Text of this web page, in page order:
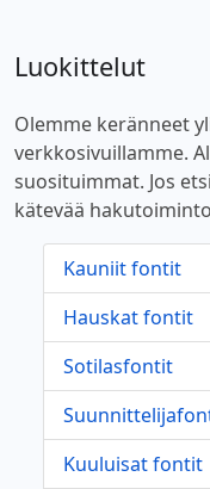
Luokittelut
Olemme keränneet
verkkosivuillamme.
suosituimmat. Jos
kätevää
Kauniit fontit
Hauskat fontit
Sotilasfontit
Kuuluisat fontit